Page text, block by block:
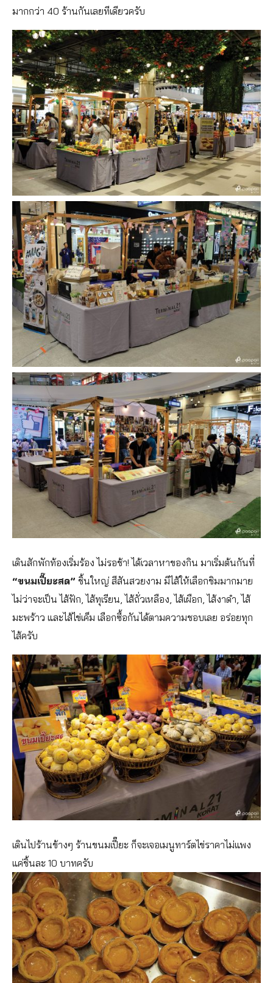
มากกว่า 40 ร้านกันเลยทีเดียวครับ
เดินสักพักท้องเริ่มร้อง ไม่รอช้า! ได้เวลาหาของกิน มาเริ่มต้นกันที่
“ขนมเปี๊ยะสด” ชิ้นใหญ่ สีสันสวยงาม มีไส้ให้เลือกชิมมากมาย
ไม่ว่าจะเป็น ไส้ฟัก, ไส้ทุเรียน, ไส้ถั่วเหลือง, ไส้เผือก, ไส้งาดำ, ไส้
มะพร้าว และไส้ไข่เค็ม เลือกซื้อกันได้ตามความชอบเลย อร่อยทุก
ไส้ครับ
เดินไปร้านข้างๆ ร้านขนมเปี๊ยะ ก็จะเจอเมนูทาร์ตไข่ราคาไม่แพง
แค่ชิ้นละ 10 บาทครับ